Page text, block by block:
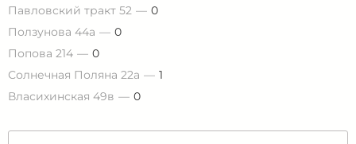
Павловский тракт 52
0
Ползунова 44а
0
Попова 214
0
Солнечная Поляна 22а
1
Власихинская 49в
0